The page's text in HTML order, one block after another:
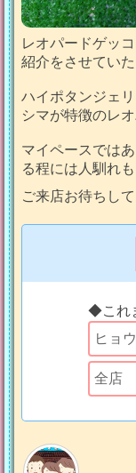
レオパードゲッ
紹介をさせてい
ハイポタンジェ
シマが特徴のレ
マイペースでは
る程には人馴れ
ご来店お待ちして
◆これ